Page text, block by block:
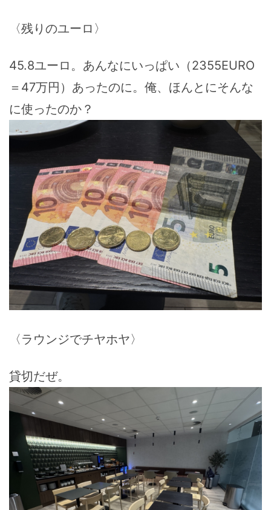
〈残りのユーロ〉
45.8ユーロ。あんなにいっぱい（2355EURO
＝47万円）あったのに。俺、ほんとにそんな
に使ったのか？
〈ラウンジでチヤホヤ〉
貸切だぜ。